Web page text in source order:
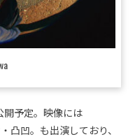
開予定。映像には
凸凹。も出演しており、